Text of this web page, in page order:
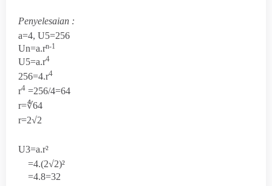
Penyelesaian :
a=4, U5=256
Un=a.rn-1
U5=a.r4
256=4.r4
r4 =256/4=64
r=∜64
r=2√2
U3=a.r²
=4.(2√2)²
=4.8=32